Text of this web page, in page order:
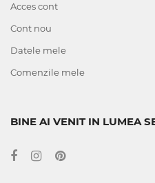
Acces cont
Cont nou
Datele mele
Comenzile mele
BINE AI VENIT IN LUMEA